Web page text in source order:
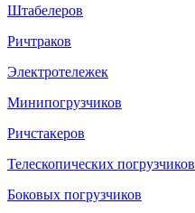
Штабелеров
Ричтраков
Электротележек
Минипогрузчиков
Ричстакеров
Телескопических погрузчиков
Боковых погрузчиков